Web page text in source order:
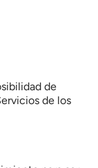
de
de los